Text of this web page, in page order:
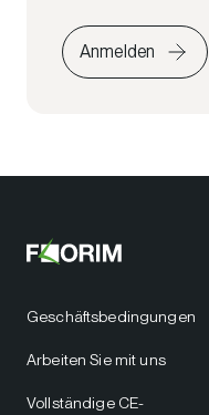
Anmelden
Geschäftsbedingungen
Arbeiten Sie mit uns
Vollständige CE-